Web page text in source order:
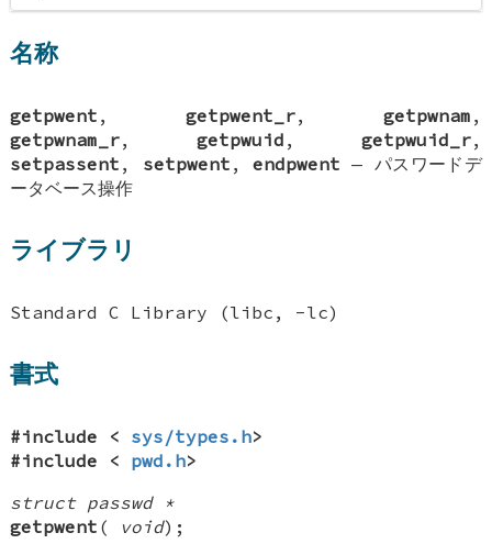
名称
getpwent , getpwent_r, getpwnam ,
getpwnam_r, getpwuid , getpwuid_r,
setpassent , setpwent ,endpwent — パスワードデ
ータベース操作
ライブラリ
Standard C Library (libc, -lc)
書式
#include < sys/types.h>
#include < pwd.h>
struct passwd *
getpwent ( void);